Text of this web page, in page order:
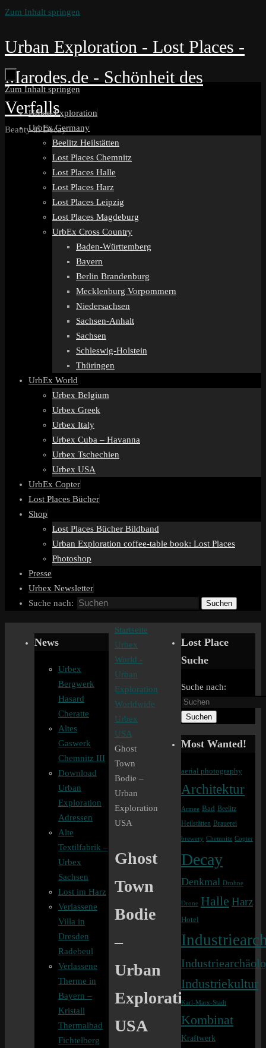
Zum Inhalt springen
Urban Exploration - Lost Places -
Marodes.de - Schönheit des
Verfalls
Beauty in Decay
Zum Inhalt springen
Urban Exploration
UrbEx Germany
Beelitz Heilstätten
Lost Places Chemnitz
Lost Places Halle
Lost Places Harz
Lost Places Leipzig
Lost Places Magdeburg
UrbEx Cross Country
Baden-Württemberg
Bayern
Berlin Brandenburg
Mecklenburg Vorpommern
Niedersachsen
Sachsen-Anhalt
Sachsen
Schleswig-Holstein
Thüringen
UrbEx World
Urbex Belgium
Urbex Greek
Urbex Italy
Urbex Cuba – Havanna
Urbex Tschechien
Urbex USA
UrbEx Copter
Lost Places Bücher
Shop
Lost Places Bücher Bildband
Urban Exploration coffee-table book: Lost Places
Photoshop
Presse
Urbex Newsletter
Suche nach:
Suchen
Startseite
Urbex
World -
Urban
Exploration
Worldwide
Urbex
USA
Ghost
Town
Bodie –
Urban
Exploration
USA
Ghost
Town
Bodie
–
Urban
Exploration
USA
News
Urbex
Bergwerk
Hasard
Cheratte
Altes
Gaswerk
Chemnitz III
Download
Urban
Exploration
Adressen
Alte
Textilfabrik –
Urbex
Sachsen
Lost im Harz
Verlassene
Villa in
Dresden
Radebeul
Verlassene
Therme in
Bayern –
Kristall
Thermalbad
Fichtelberg
Lost Place
Suche
Suche nach:
Suchen
Most Wanted!
aerial photography
Architektur
Armee Bad Beelitz
Heilstätten Brauerei
brewery Chemnitz Copter
Decay
Denkmal Drohne
Drone Halle Harz
Hotel
Industriekultur
Karl-Marx-Stadt
Kombinat
Kraftwerk